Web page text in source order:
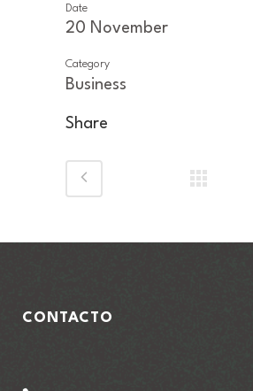
Date
20 November
Category
Business
Share
CONTACTO